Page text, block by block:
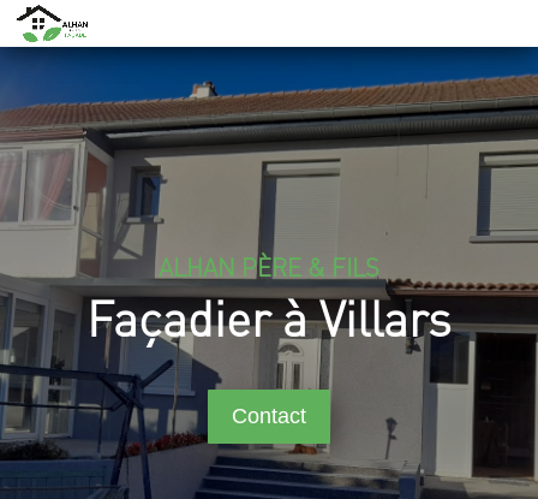
ALHAN PÈRE & FILS
Façadier à Villars
Contact